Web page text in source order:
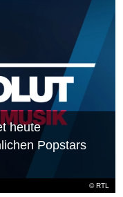
©RTL
heute
Popstars